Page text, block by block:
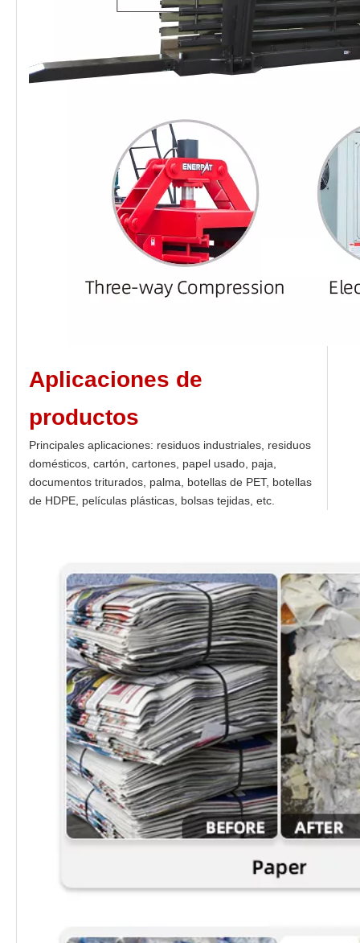
Aplicaciones de
productos
Principales aplicaciones: residuos industriales, residuos
domésticos, cartón, cartones, papel usado, paja,
documentos triturados, palma, botellas de PET, botellas
de HDPE, películas plásticas, bolsas tejidas, etc.